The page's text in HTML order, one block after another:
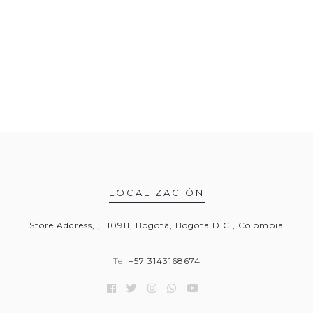
LOCALIZACIÓN
Store Address, , 110911, Bogotá, Bogota D.C., Colombia
Tel +57 3143168674